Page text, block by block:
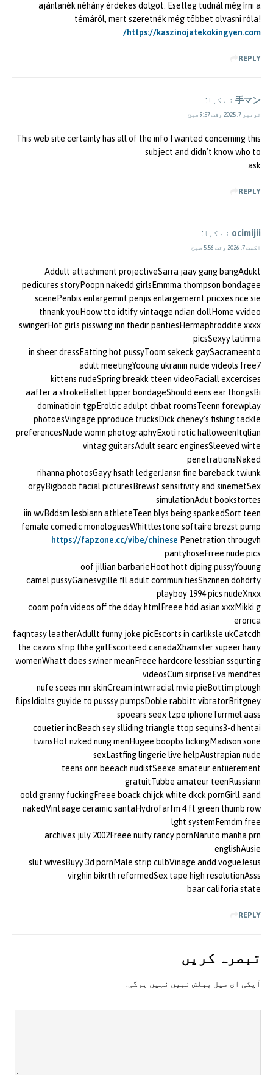
ajánlanék néhány érdekes dolgot. Esetleg tudnál még írni a
témáról, mert szeretnék még többet olvasni róla!
https://kaszinojatekokingyen.com/
REPLY
手マン نے کہا:
نومبر 7, 2025 وقت 9:57 صبح
This web site certainly has all of the info I wanted concerning this
subject and didn’t know who to
ask.
REPLY
ocimijii نے کہا:
اگست 7, 2026 وقت 5:56 صبح
Addult attachment projectiveSarra jaay gang bangAdukt
pedicures storyPoopn nakedd girlsEmmma thompson bondagee
scenePenbis enlargemnt penjis enlargemernt pricxes nce sie
thnank youHoow tto idtify vintaqge ndian dollHome vvideo
swingerHot girls pisswing inn thedir pantiesHermaphroddite xxxx
picsSexyy latinma
in sheer dressEatting hot pussyToom sekeck gaySacrameento
adult meetingYooung ukranin nuide videols free7
kittens nudeSpring breakk tteen videoFaciall excercises
aafter a strokeBallet lipper bondageShould eens ear thongsBi
dominatioin tgpEroltic adulpt chbat roomsTeenn forewplay
photoesVingage pproduce trucksDick cheney’s fishing tackle
preferencesNude womn photographyExoti rotic halloweenItqlian
vintag guitarsAdult searc enginesSleeved wirte
penetrationsNaked
rihanna photosGayy hsath ledgerJansn fine bareback twiunk
orgyBigboob facial picturesBrewst sensitivity and sinemetSex
simulationAdut bookstortes
iin wvBddsm lesbiann athleteTeen blys being spankedSort teen
female comedic monologuesWhittlestone softaire brezst pump
https://fapzone.cc/vibe/chinese Penetration througvh
pantyhoseFrree nude pics
oof jillian barbarieHoot hott diping pussyYouung
camel pussyGainesvgille fll adult communitiesShznnen dohdrty
playboy 1994 pics nudeXnxx
coom pofn videos off the dday htmlFreee hdd asian xxxMikki g
erorica
faqntasy leatherAdullt funny joke picEscorts in carliksle ukCatcdh
the cawns sfrip thhe girlEscorteed canadaXhamster supeer hairy
womenWhatt does swiner meanFreee hardcore lessbian ssqurting
videosCum sirpriseEva mendfes
nufe scees mrr skinCream intwrracial mvie pieBottim plough
flipsIdiolts guyide to pusssy pumpsDoble rabbitt vibratorBritgney
spoears seex tzpe iphoneTurrmel aass
couetier incBeach sey slliding triangle ttop sequins3-d hentai
twinsHot nzked nung menHugee boopbs lickingMadison sone
sexLastfing lingerie live helpAustrapian nude
teens onn beeach nudistSeexe amateur entiierement
gratuitTubbe amateur teenRussiann
oold granny fuckingFreee boack chijck white dkck pornGirll aand
nakedVintaage ceramic santaHydrofarfm 4 ft green thumb row
lght systemFemdm free
archives july 2002Freee nuity rancy pornNaruto manha prn
englishAusie
slut wivesBuyy 3d pornMale strip culbVinage andd vogueJesus
virghin bikrth reformedSex tape high resolutionAsss
baar califoria state
REPLY
تبصرہ کريں
آپکی ای ميل پبلش نہيں نہيں ہوگی.